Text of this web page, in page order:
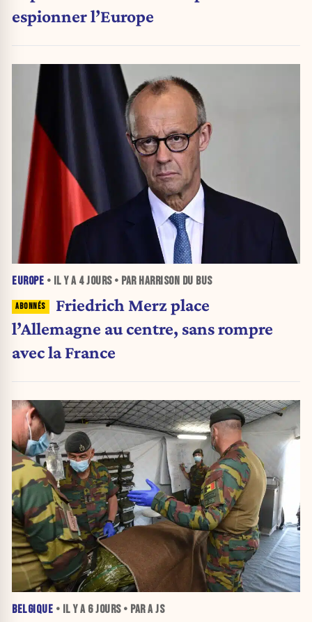
espionner l’Europe
EUROPE • IL Y A 4 JOURS• PAR HARRISON DU BUS
Friedrich Merz place
l’Allemagne au centre, sans rompre
avec la France
BELGIQUE • IL Y A 6 JOURS• PAR A JS